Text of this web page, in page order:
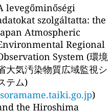
levegőminőségi
szolgáltatta: the
Atmospheric
Regional
System (環境
大気汚染物質広域監視シ
テム)
soramame.taiki.go.jp)
the Hiroshima